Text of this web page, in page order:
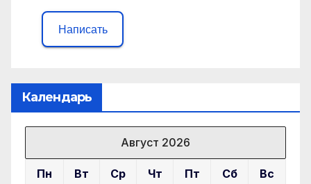
Написать
Календарь
Август 2026
Пн Вт Ср Чт Пт Сб Вс